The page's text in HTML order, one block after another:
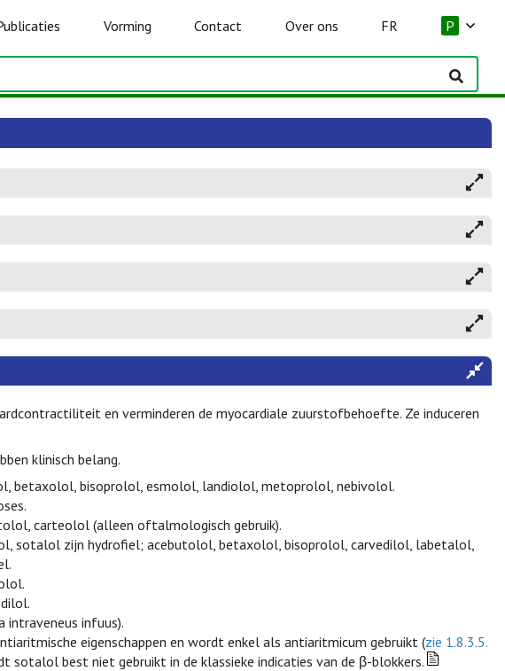
Vorming Contact Over ons FR P
en verminderen de myocardiale zuurstofbehoefte. Ze induceren
klinisch belang.
betaxolol, bisoprolol, esmolol, landiolol, metoprolol, nebivolol.
carteolol (alleen oftalmologisch gebruik).
sotalol zijn hydrofiel; acebutolol, betaxolol, bisoprolol, carvedilol, labetalol,
intraveneus infuus).
eigenschappen en wordt enkel als antiaritmicum gebruikt (zie 1.8.3.5.
sotalol best niet gebruikt in de klassieke indicaties van de β-blokkers.